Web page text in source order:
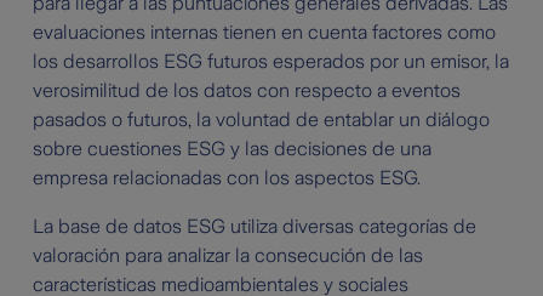
evaluaciones internas tienen en cuenta factores como
los desarrollos ESG futuros esperados por un emisor, la
verosimilitud de los datos con respecto a eventos
pasados o futuros, la voluntad de entablar un diálogo
sobre cuestiones ESG y las decisiones de una
empresa relacionadas con los aspectos ESG.
La base de datos ESG utiliza diversas categorías de
valoración para analizar la consecución de las
características medioambientales y sociales